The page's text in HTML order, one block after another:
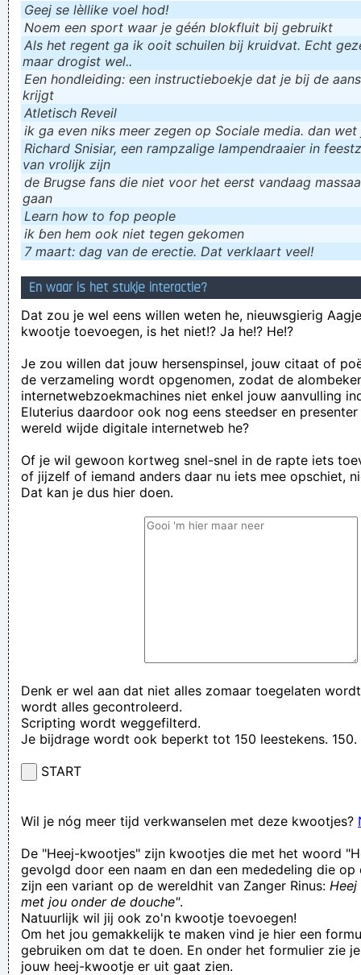
Geej se lèllike voel hod!
Noem een sport waar je géén blokfluit bij gebruikt
Als het regent ga ik ooit schuilen bij kruidvat. Echt
maar drogist wel..
Een hondleiding: een instructieboekje dat je bij de
krijgt
Atletisch Reveil
ik ga even niks meer zegen op Sociale media. dan
Richard Snisiar, een rampzalige lampendraaier in
van vrolijk zijn
de Brugse fans die niet voor het eerst vandaag
gaan
Learn how to fop people
ik ɓen hem ook niet tegen gekomen
7 maart: dag van de erectie. Dat verklaart veel!
En waar is het stukje interactie?
Dat zou je wel eens willen weten he, nieuwsgierig
kwootje toevoegen, is het niet!? Ja he!? He!?
Je zou willen dat jouw hersenspinsel, jouw citaat of
de verzameling wordt opgenomen, zodat de
internetwebzoekmachines niet enkel jouw aanvulling
Eluterius daardoor ook nog eens steedser en
wereld wijde digitale internetweb he?
Of je wil gewoon kortweg snel-snel in de rapte iets
of jijzelf of iemand anders daar nu iets mee opschiet,
Dat kan je dus hier doen.
Denk er wel aan dat niet alles zomaar toegelaten
wordt alles gecontroleerd.
Scripting wordt weggefilterd.
Je bijdrage wordt ook beperkt tot 150 leestekens. 150.
START
Wil je nóg meer tijd verkwanselen met deze kwootjes?
De "Heej-kwootjes" zijn kwootjes die met het woord
gevolgd door een naam en dan een mededeling die op
zijn een variant op de wereldhit van Zanger Rinus:
met jou onder de douche".
Natuurlijk wil jij ook zo'n kwootje toevoegen!
Om het jou gemakkelijk te maken vind je hier een
gebruiken om dat te doen. En onder het formulier zie
jouw heej-kwootje er uit gaat zien.